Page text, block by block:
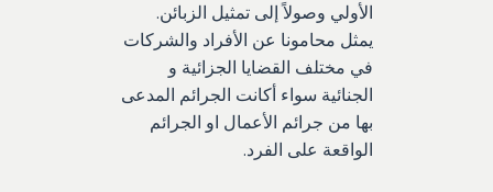
الأولي وصولاً إلى تمثيل الزبائن.
يمثل محامونا عن الأفراد والشركات
في مختلف القضايا الجزائية و
الجنائية سواء أكانت الجرائم المدعى
بها من جرائم الأعمال او الجرائم
الواقعة على الفرد.